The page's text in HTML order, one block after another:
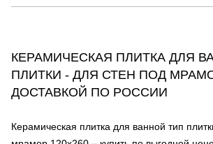
КЕРАМИЧЕСКАЯ ПЛИТКА ДЛЯ
ПЛИТКИ - ДЛЯ СТЕН ПОД
ДОСТАВКОЙ ПО РОССИИ
Керамическая плитка для ванной тип